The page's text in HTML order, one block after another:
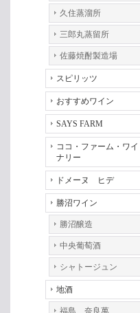
久住蒸溜所
三郎丸蒸留所
佐藤焼酎製造場
スピリッツ
おすすめワイン
SAYS FARM
ココ・ファーム・ワイ
ナリー
ドメーヌ ヒデ
勝沼ワイン
勝沼醸造
中央葡萄酒
シャトージュン
地酒
福島 奈良萬